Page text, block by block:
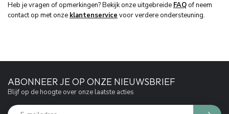
Heb je vragen of opmerkingen? Bekijk onze uitgebreide FAQof neem
contact op met onze klantenservice voor verdere ondersteuning.
ABONNEER JE OP ONZE NIEUWSBRIEF
Blijf op de hoogte over onze laatste acties